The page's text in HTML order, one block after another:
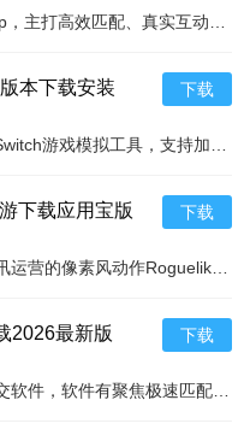
本下载安装
下载
下载应用宝版
下载
2026最新版
下载